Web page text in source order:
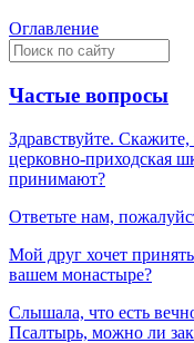
Оглавление
Частые вопросы
Здравствуйте.
церковно-приходская
принимают?
Ответьте нам,
Мой друг хочет
вашем монастыре?
Слышала, что есть
Псалтырь, можно ли